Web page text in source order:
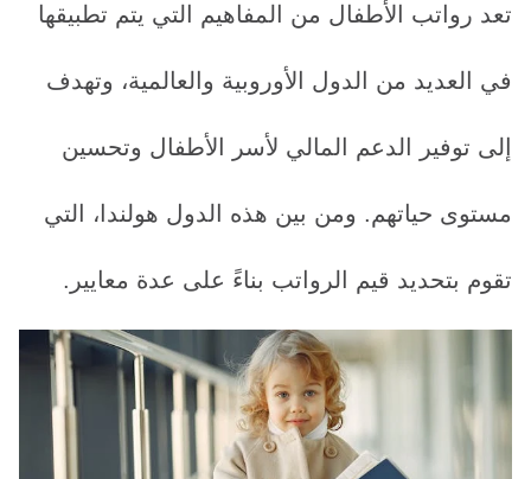
تعد رواتب الأطفال من المفاهيم التي يتم تطبيقها
في العديد من الدول الأوروبية والعالمية، وتهدف
إلى توفير الدعم المالي لأسر الأطفال وتحسين
مستوى حياتهم. ومن بين هذه الدول هولندا، التي
تقوم بتحديد قيم الرواتب بناءً على عدة معايير.